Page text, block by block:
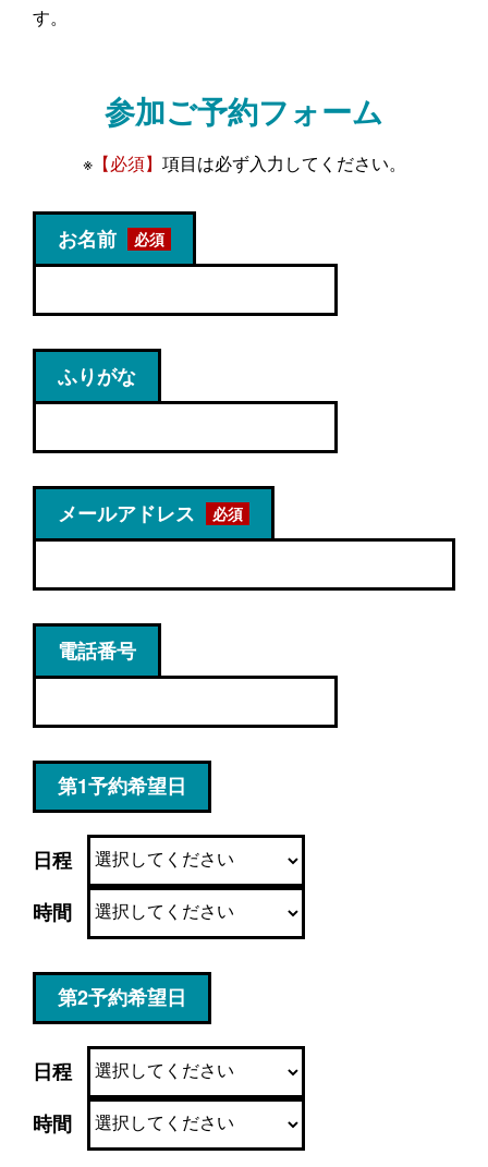
す。
参加ご予約フォーム
※【必須】 項目は必ず入力してください。
お名前
ふりがな
メールアドレス
電話番号
第1予約希望日
日程
時間
第2予約希望日
日程
時間